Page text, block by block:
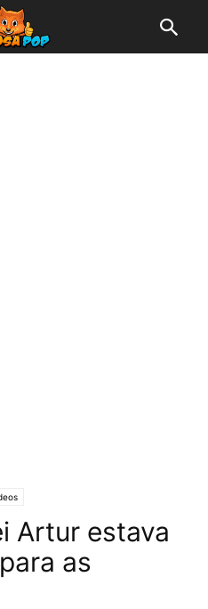
Artur estava
as